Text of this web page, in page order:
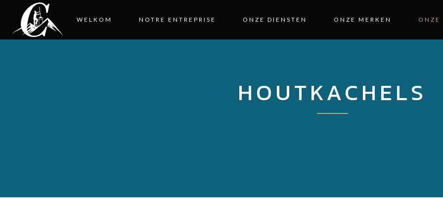
WELKOM NOTRE ENTREPRISE ONZE DIENSTEN ONZE MERKEN ONZE
HOUTKACHELS